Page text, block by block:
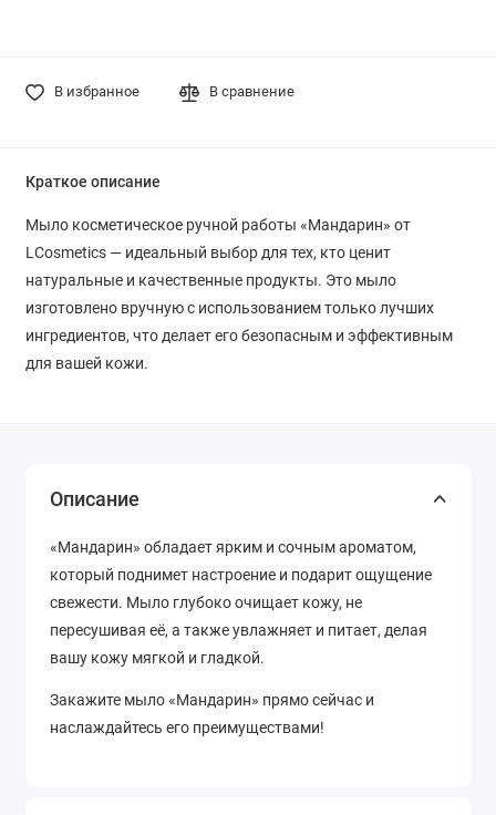
В избранное В сравнение
Краткое описание
Мыло косметическое ручной работы «Мандарин» от
LCosmetics — идеальный выбор для тех, кто ценит
натуральные и качественные продукты. Это мыло
изготовлено вручную с использованием только лучших
ингредиентов, что делает его безопасным и эффективным
для вашей кожи.
Описание
«Мандарин» обладает ярким и сочным ароматом,
который поднимет настроение и подарит ощущение
свежести. Мыло глубоко очищает кожу, не
пересушивая её, а также увлажняет и питает, делая
вашу кожу мягкой и гладкой.
Закажите мыло «Мандарин» прямо сейчас и
наслаждайтесь его преимуществами!